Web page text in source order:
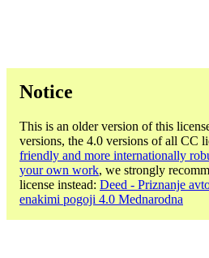
Notice
This is an older version of this
versions, the 4.0 versions of all CC
friendly and more internationally
your own work, we strongly
license instead: Deed - Priznanje
enakimi pogoji 4.0 Mednarodna